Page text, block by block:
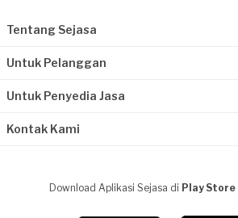
Tentang Sejasa
Untuk Pelanggan
Untuk Penyedia Jasa
Kontak Kami
Download Aplikasi Sejasa di Play Store